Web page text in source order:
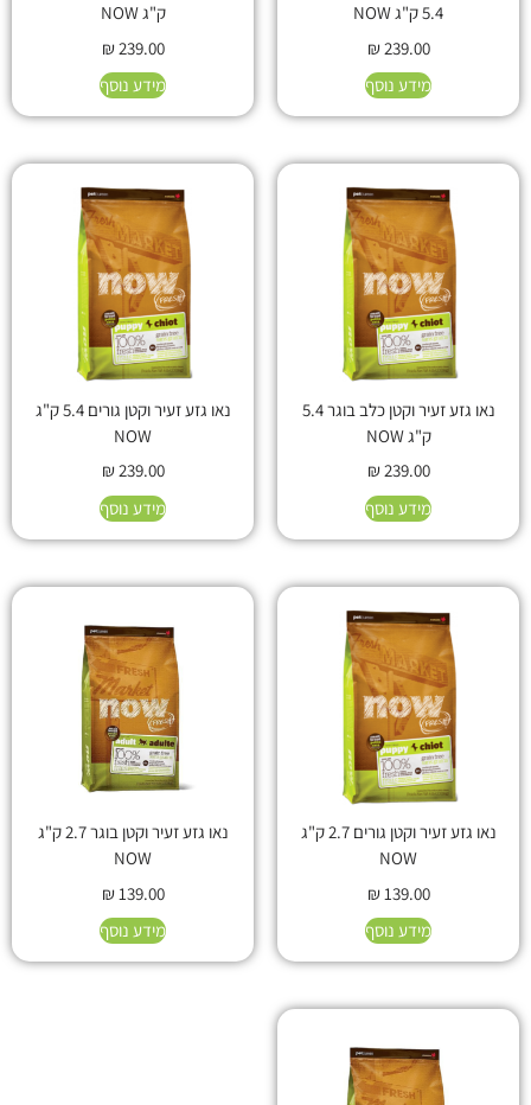
5.4 ק"ג NOW
₪239.00
מידע נוסף
ק"ג NOW
₪239.00
מידע נוסף
נאו גזע זעיר וקטן כלב בוגר 5.4
ק"ג NOW
₪239.00
מידע נוסף
נאו גזע זעיר וקטן גורים 5.4 ק"ג
NOW
₪239.00
מידע נוסף
נאו גזע זעיר וקטן גורים 2.7 ק"ג
NOW
₪139.00
מידע נוסף
נאו גזע זעיר וקטן בוגר 2.7 ק"ג
NOW
₪139.00
מידע נוסף